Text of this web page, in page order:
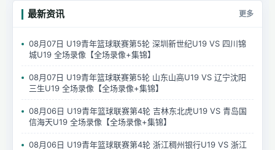
最新资讯 更多
08月07日 U19青年篮球联赛第5轮 深圳新世纪U19 VS 四川锦
城U19 全场录像【全场录像+集锦】
08月07日 U19青年篮球联赛第5轮 山东山高U19 VS 辽宁沈阳
三生U19 全场录像【全场录像+集锦】
08月06日 U19青年篮球联赛第4轮 吉林东北虎U19 VS 青岛国
信海天U19 全场录像【全场录像+集锦】
08月06日 U19青年篮球联赛第4轮 浙江稠州银行U19 VS 浙江